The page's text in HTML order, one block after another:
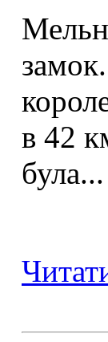
в 42
була...